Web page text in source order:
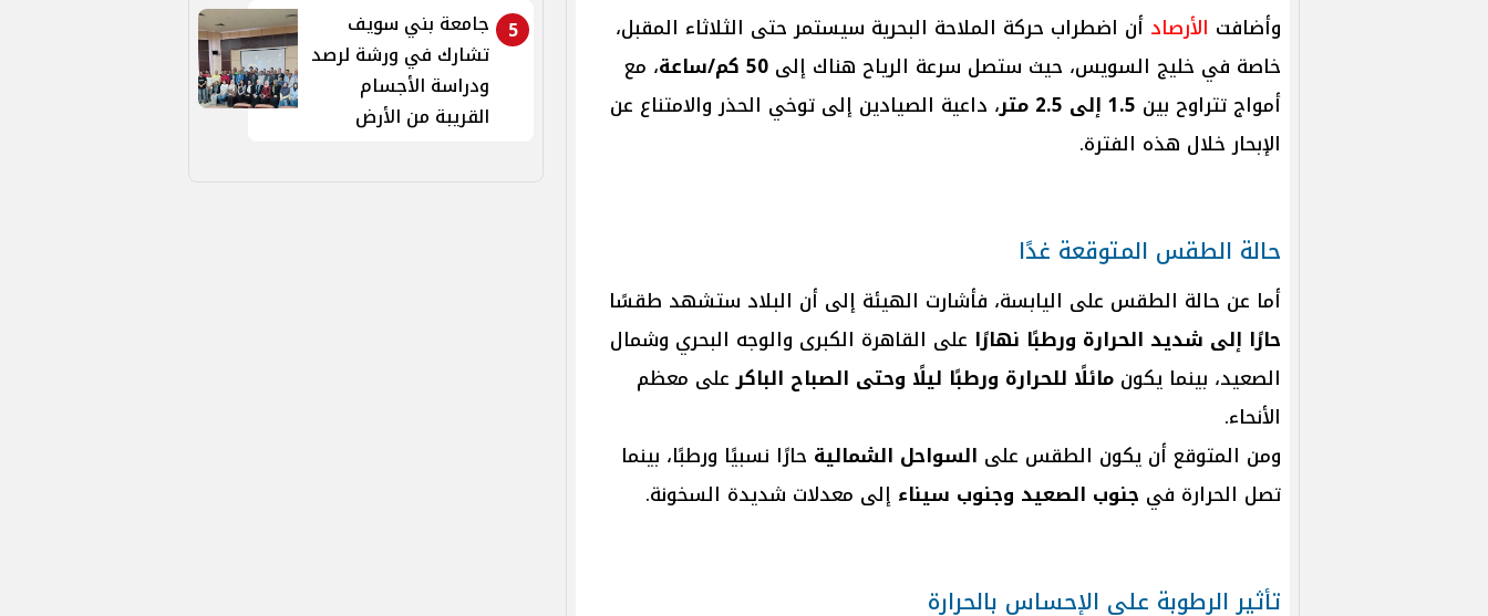
وأضافت الأرصاد أن اضطراب حركة الملاحة البحرية سيستمر حتى الثلاثاء المقبل،
خاصة في خليج السويس، حيث ستصل سرعة الرياح هناك إلى 50 كم/ساعة
، مع
أمواج تتراوح بين 1.5 إلى 2.5 متر
، داعية الصيادين إلى توخي الحذر والامتناع عن
الإبحار خلال هذه الفترة.
حالة الطقس المتوقعة غدًا
أما عن حالة الطقس على اليابسة، فأشارت الهيئة إلى أن البلاد ستشهد طقسًا
حارًا إلى شديد الحرارة ورطبًا نهارًا على القاهرة الكبرى والوجه البحري وشمال
الصعيد، بينما يكون مائلًا للحرارة ورطبًا ليلًا وحتى الصباح الباكرعلى معظم
الأنحاء.
ومن المتوقع أن يكون الطقس على السواحل الشمالية حارًا نسبيًا ورطبًا، بينما
تصل الحرارة في جنوب الصعيد وجنوب سيناء إلى معدلات شديدة السخونة.
تأثير الرطوبة على الإحساس بالحرارة
5
جامعة بني سويف
تشارك في ورشة لرصد
ودراسة الأجسام
القريبة من الأرض